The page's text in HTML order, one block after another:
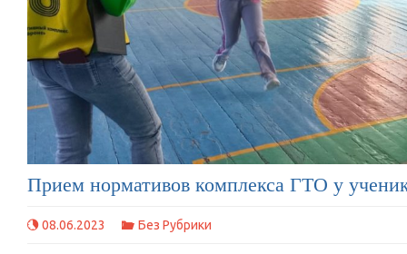
Прием нормативов комплекса ГТО у
08.06.2023 Без Рубрики